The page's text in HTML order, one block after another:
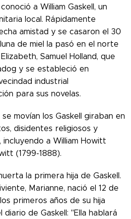
a William Gaskell, un
local. Rápidamente
amistad y se casaron el 30
de miel la pasó en el norte
Samuel Holland, que
y se estableció en
industrial
para sus novelas.
movían los Gaskell giraban en
disidentes religiosos y
a William Howitt
(1799-1888).
la primera hija de Gaskell.
Marianne, nació el 12 de
primeros años de su hija
de Gaskell: "Ella hablará